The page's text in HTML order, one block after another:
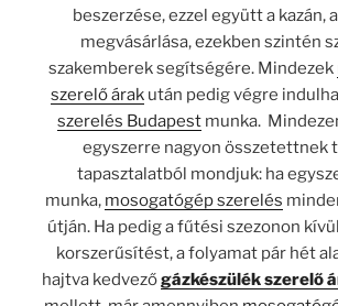
beszerzése, ezzel együtt a kazán,
megvásárlása, ezekben szintén
szakemberek segítségére. Mindezek
szerelő árakután pedig végre
szerelés Budapest munka.
egyszerre nagyon összetettnek
tapasztalatból mondjuk: ha
munka, mosogatógép szerelés
útján. Ha pedig a fűtési szezonon
korszerűsítést, a folyamat pár hét
hajtva kedvezőgázkészülék szerelő